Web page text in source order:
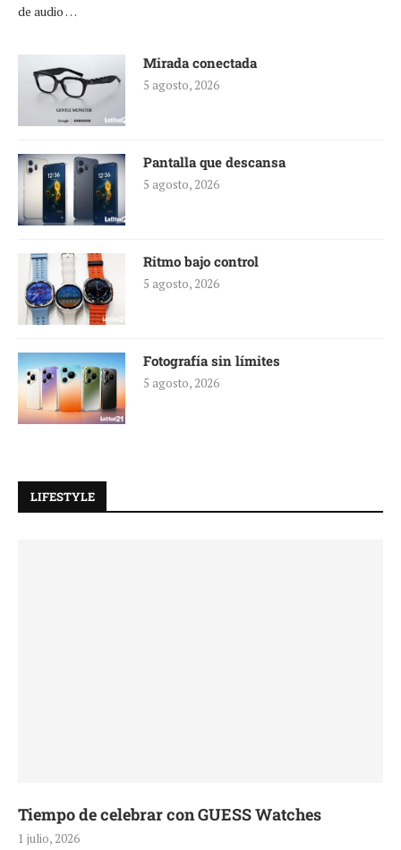
de audio …
Mirada conectada
5 agosto, 2026
Pantalla que descansa
5 agosto, 2026
Ritmo bajo control
5 agosto, 2026
Fotografía sin límites
5 agosto, 2026
LIFESTYLE
Tiempo de celebrar con GUESS Watches
1 julio, 2026